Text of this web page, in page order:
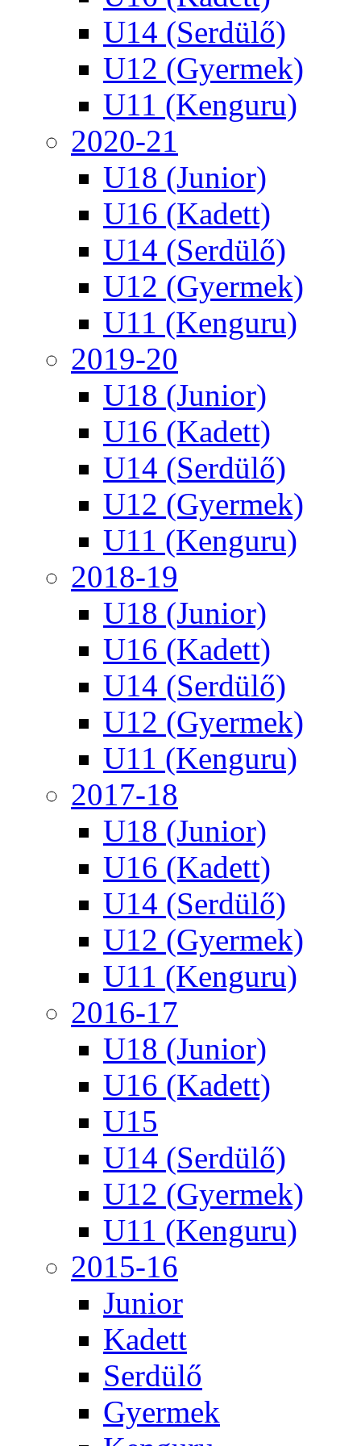
U14 (Serdülő)
U12 (Gyermek)
U11 (Kenguru)
2020-21
U18 (Junior)
U16 (Kadett)
U14 (Serdülő)
U12 (Gyermek)
U11 (Kenguru)
2019-20
U18 (Junior)
U16 (Kadett)
U14 (Serdülő)
U12 (Gyermek)
U11 (Kenguru)
2018-19
U18 (Junior)
U16 (Kadett)
U14 (Serdülő)
U12 (Gyermek)
U11 (Kenguru)
2017-18
U18 (Junior)
U16 (Kadett)
U14 (Serdülő)
U12 (Gyermek)
U11 (Kenguru)
2016-17
U18 (Junior)
U16 (Kadett)
U15
U14 (Serdülő)
U12 (Gyermek)
U11 (Kenguru)
2015-16
Junior
Kadett
Serdülő
Gyermek